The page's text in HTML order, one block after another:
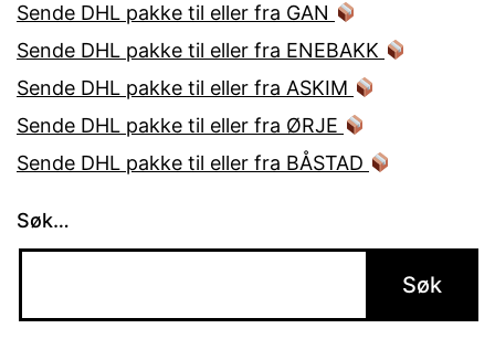
Sende DHL pakke til eller fra GAN
Sende DHL pakke til eller fra ENEBAKK
Sende DHL pakke til eller fra ASKIM
Sende DHL pakke til eller fra ØRJE
Sende DHL pakke til eller fra BÅSTAD
Søk…